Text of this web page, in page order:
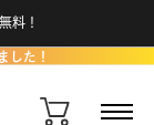
料！
した！